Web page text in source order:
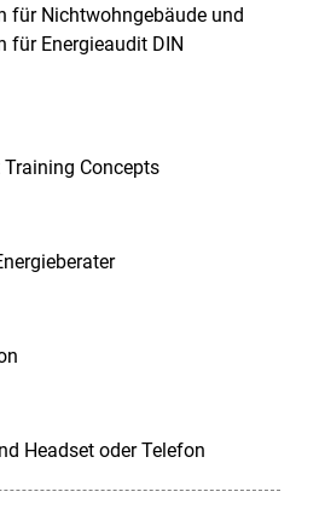
für Nichtwohngebäude und
für Energieaudit DIN
Concepts
Headset oder Telefon